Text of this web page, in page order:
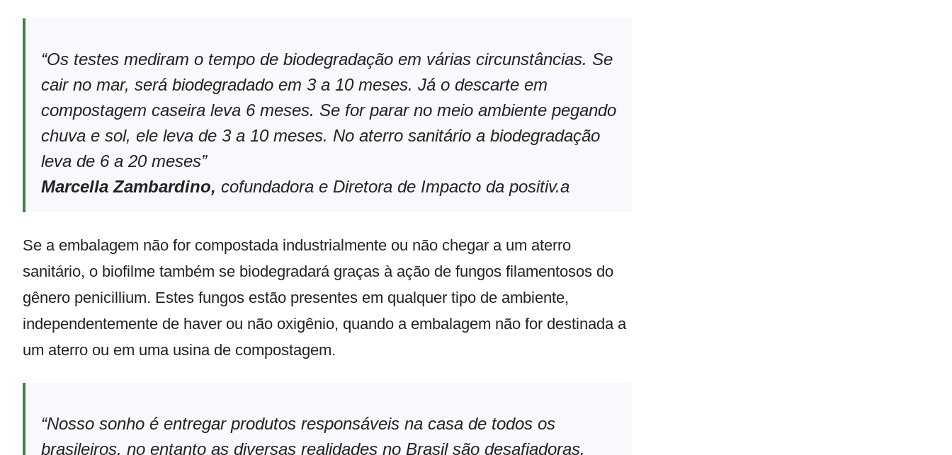
“Os testes mediram o tempo de biodegradação em várias circunstâncias. Se
cair no mar, será biodegradado em 3 a 10 meses. Já o descarte em
compostagem caseira leva 6 meses. Se for parar no meio ambiente pegando
chuva e sol, ele leva de 3 a 10 meses. No aterro sanitário a biodegradação
leva de 6 a 20 meses”
Marcella Zambardino, cofundadora e Diretora de Impacto da positiv.a
Se a embalagem não for compostada industrialmente ou não chegar a um aterro
sanitário, o biofilme também se biodegradará graças à ação de fungos filamentosos do
gênero penicillium. Estes fungos estão presentes em qualquer tipo de ambiente,
independentemente de haver ou não oxigênio, quando a embalagem não for destinada a
um aterro ou em uma usina de compostagem.
“Nosso sonho é entregar produtos responsáveis na casa de todos os
brasileiros, no entanto as diversas realidades no Brasil são desafiadoras.